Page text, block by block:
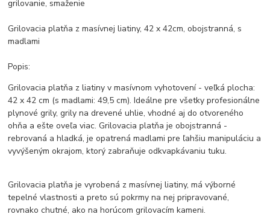
grilovanie, smaženie
Grilovacia platňa z masívnej liatiny, 42 x 42cm, obojstranná, s
madlami
Popis:
Grilovacia platňa z liatiny v masívnom vyhotovení - veľká plocha:
42 x 42 cm (s madlami: 49,5 cm). Ideálne pre všetky profesionálne
plynové grily, grily na drevené uhlie, vhodné aj do otvoreného
ohňa a ešte oveľa viac. Grilovacia platňa je obojstranná -
rebrovaná a hladká, je opatrená madlami pre ľahšiu manipuláciu a
vyvýšeným okrajom, ktorý zabraňuje odkvapkávaniu tuku.
Grilovacia platňa je vyrobená z masívnej liatiny, má výborné
tepelné vlastnosti a preto sú pokrmy na nej pripravované,
rovnako chutné, ako na horúcom grilovacím kameni.